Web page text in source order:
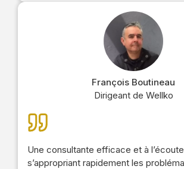
François Boutineau
Dirigeant de Wellko
Une consultante efficace et à l’écoute,
s’appropriant rapidement les